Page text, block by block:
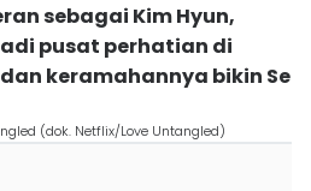
sebagai Kim Hyun,
pusat perhatian di
keramahannya bikin Se
(dok. Netflix/Love Untangled)